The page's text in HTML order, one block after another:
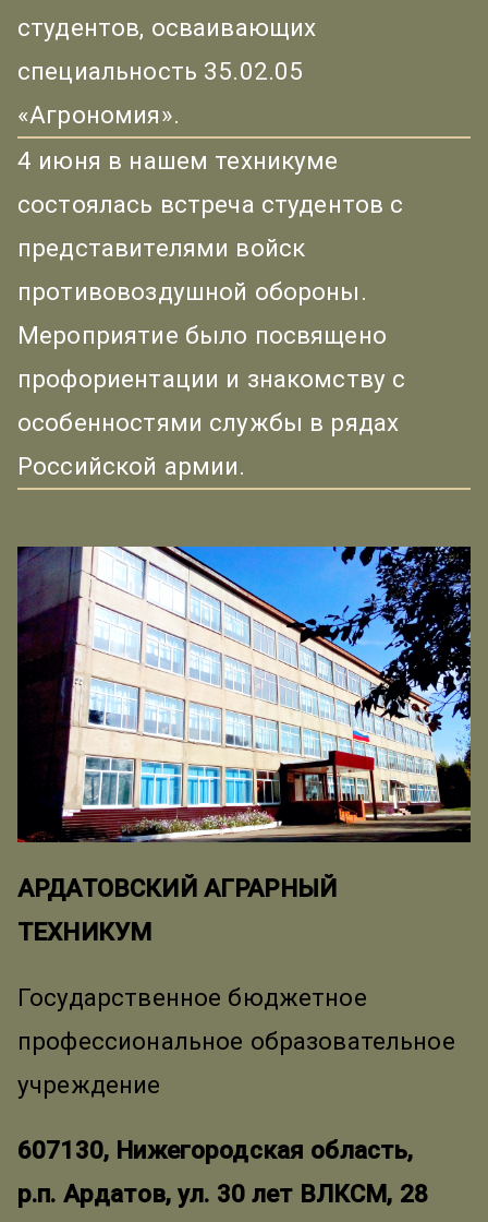
студентов, осваивающих
специальность 35.02.05
«Агрономия».
4 июня в нашем техникуме
состоялась встреча студентов с
представителями войск
противовоздушной обороны.
Мероприятие было посвящено
профориентации и знакомству с
особенностями службы в рядах
Российской армии.
АРДАТОВСКИЙ АГРАРНЫЙ
ТЕХНИКУМ
Государственное бюджетное
профессиональное образовательное
учреждение
607130, Нижегородская область,
р.п. Ардатов, ул. 30 лет ВЛКСМ, 28